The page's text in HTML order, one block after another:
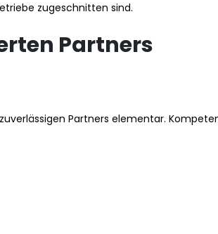
zugeschnitten sind.
Partners
Partners elementar.